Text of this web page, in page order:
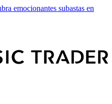
emocionantes subastas en